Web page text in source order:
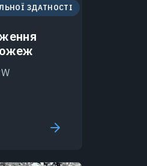
ЗДАТНОСТІ